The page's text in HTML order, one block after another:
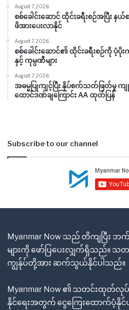
August 7, 2026
စစ်ခေါင်းဆောင် ထိုင်းခရီးစဉ်အပြီး န
ဖိအားပေးလာနိုင်
August 7, 2026
စစ်ခေါင်းဆောင်၏ ထိုင်းခရီးစဉ်ကို ပံ့ပိုး
နှင့် ကုမ္ပဏီများ
August 7, 2026
အဓမ္မပြုကျင့်ပြီး နှိပ်စက်သတ်ဖြတ်မှု
ထောင်ဒဏ်ချကြောင်း AA ထုတ်ပြန်
Subscribe to our channel
Myanmar Now သည် တိကျပြီး
များကို ဖော်ပြပေးလျှက်ရှိသည်။ သ
ကျွန်ုပ်တို့အား ဆက်သွယ်နိုင်ပါသည်။
Myanmar Now ၏ သတင်းထုတ်လု
နိုင်ရေးအတွက် ငွေကြေးထောက်ပံ့နိုင်